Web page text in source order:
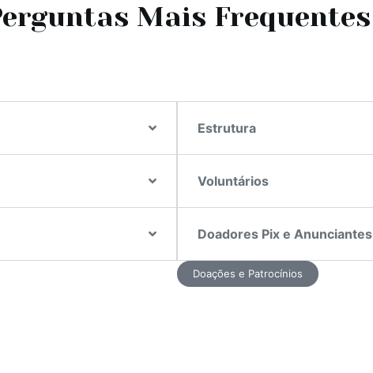
Mais Frequentes
Estrutura
Voluntários
Doadores Pix e Anunciantes
Doações e Patrocínios